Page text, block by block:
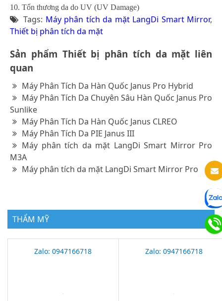
10. Tổn thương da do UV (UV Damage)
Tags: Máy phân tích da mặt LangDi Smart Mirror,
Thiết bị phân tích da mặt
Sản phẩm Thiết bị phân tích da mặt liên
quan
Máy Phân Tích Da Hàn Quốc Janus Pro Hybrid
Máy Phân Tích Da Chuyên Sâu Hàn Quốc Janus Pro
Sunlike
Máy Phân Tích Da Hàn Quốc Janus CLREO
Máy Phân Tích Da PIE Janus III
Máy phân tích da mặt LangDi Smart Mirror Pro
M3A
Máy phân tích da mặt LangDi Smart Mirror Pro
THẨM MỸ
Zalo: 0947166718 Zalo: 0947166718